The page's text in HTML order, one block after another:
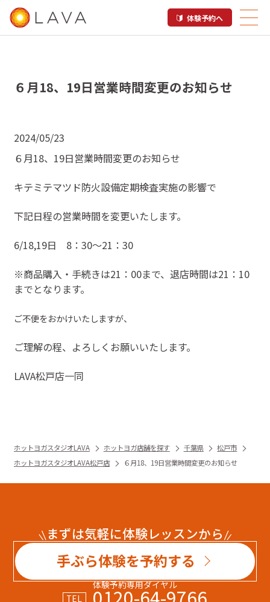
体験予約へ
６月18、19日営業時間変更のお知らせ
2024/05/23
６月18、19日営業時間変更のお知らせ
キテミテマツド防火設備定期検査実施の影響で
下記日程の営業時間を変更いたします。
6/18,19日 8：30〜21：30
※商品購入・手続きは21：00まで、退店時間は21：10
までとなります。
ご不便をおかけいたしますが、
ご理解の程、よろしくお願いいたします。
LAVA松戸店一同
ホットヨガスタジオLAVA ホットヨガ店舗を探す 千葉県
松戸市
ホットヨガスタジオLAVA松戸店
６月18、19日営業時間変更のお知らせ
まずは気軽に体験レッスンから
手ぶら体験を予約する
体験予約専用ダイヤル
TEL